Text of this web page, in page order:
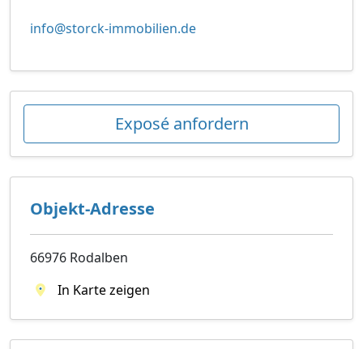
info@storck-immobilien.de
Exposé anfordern
Objekt-Adresse
66976 Rodalben
In Karte zeigen